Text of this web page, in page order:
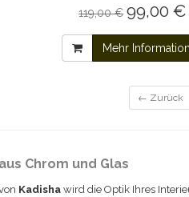
119,00 € 99,00 €
Mehr
← Zurück
Chrom und Glas
Kadisha wird die Optik Ihres